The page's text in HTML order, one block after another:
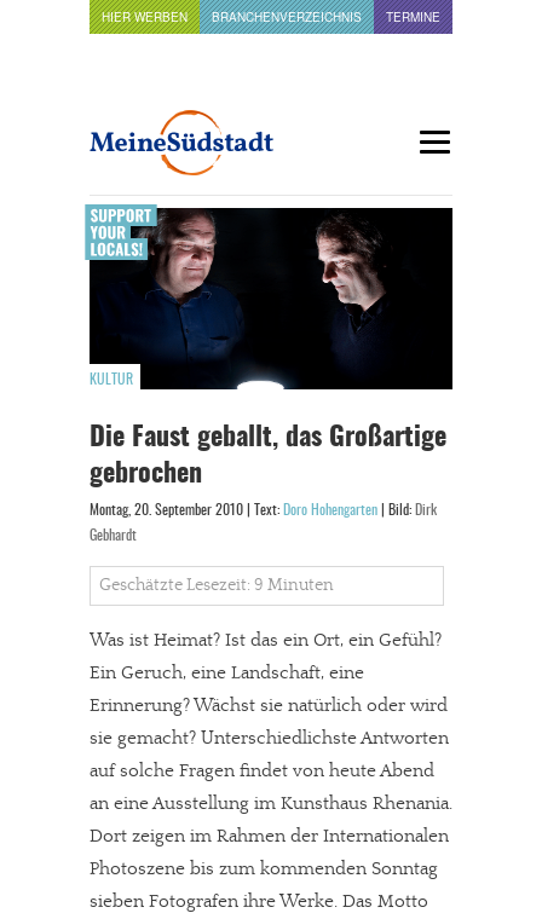
HIER WERBEN BRANCHENVERZEICHNIS TERMINE
KULTUR
Die Faust geballt, das Großartige
gebrochen
Montag, 20. September 2010 | Text: Doro Hohengarten | Bild: Dirk
Gebhardt
Geschätzte Lesezeit: 9 Minuten
Was ist Heimat? Ist das ein Ort, ein Gefühl?
Ein Geruch, eine Landschaft, eine
Erinnerung? Wächst sie natürlich oder wird
sie gemacht? Unterschiedlichste Antworten
auf solche Fragen findet von heute Abend
an eine Ausstellung im Kunsthaus Rhenania.
Dort zeigen im Rahmen der Internationalen
Photoszene bis zum kommenden Sonntag
sieben Fotografen ihre Werke. Das Motto